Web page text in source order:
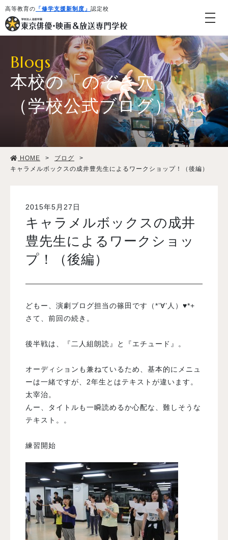
高等教育の 「修学支援新制度」 認定校
学校紹介・教育システム
専攻・コース紹介
就職・デビュー
入試案内
オープンキャンパス
Blogs
本校の「のぞき穴」
（学校公式ブログ）
HOME > ブログ
>
キャラメルボックスの成井豊先生によるワークショップ！（後編）
2015年5月27日
キャラメルボックスの成井
豊先生によるワークショッ
プ！（後編）
どもー、演劇ブログ担当の篠田です（*’∀’人）♥*+
さて、前回の続き。
後半戦は、『二人組朗読』と『エチュード』。
オーディションも兼ねているため、基本的にメニュ
ーは一緒ですが、2年生とはテキストが違います。
太宰治。
んー、タイトルも一瞬読めるか心配な、難しそうな
テキスト。。
練習開始